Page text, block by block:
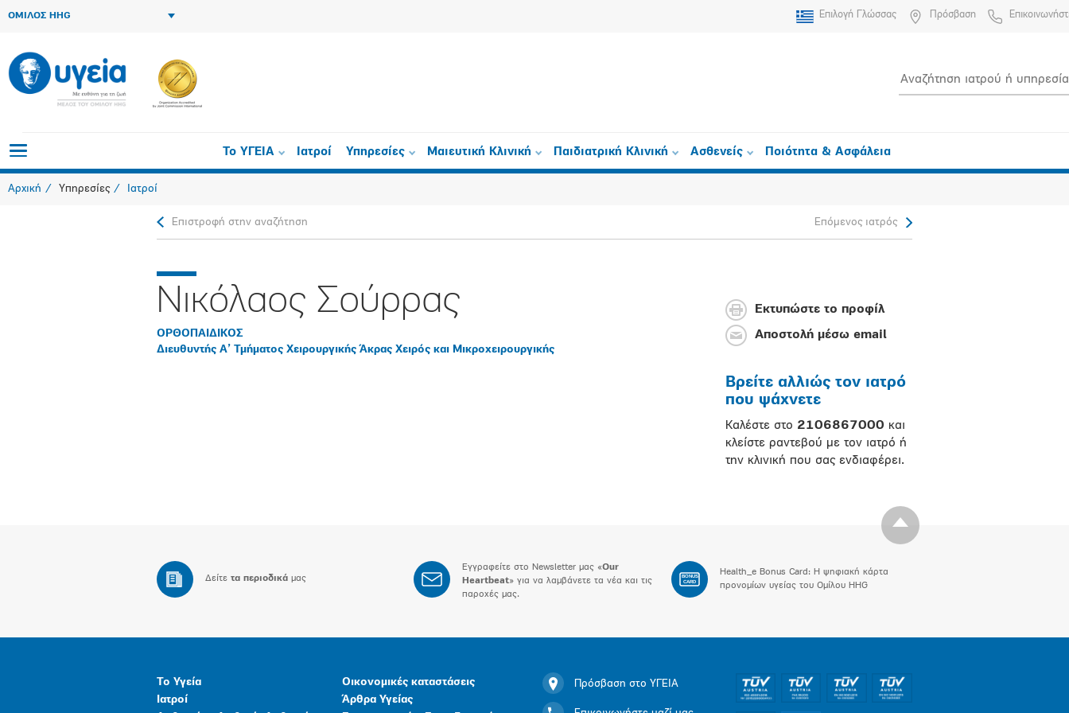
ΟΜΙΛΟΣ HHG Επιλογή Γλώσσας Πρόσβαση
Το ΥΓΕΙΑ Ιατροί Υπηρεσίες Μαιευτική Κλινική Παιδιατρική Κλινική Ασθενείς Ποιότητα & Ασφάλεια
Αρχική Υπηρεσίες Ιατροί
Επιστροφή στην αναζήτηση Επόμενος ιατρός
Νικόλαος Σούρρας
ΟΡΘΟΠAIΔΙΚΟΣ
Διευθυντής Α’ Τμήματος Χειρουργικής Άκρας Χειρός και Μικροχειρουργικής
Εκτυπώστε το προφίλ
Αποστολή μέσω email
Βρείτε αλλιώς τον ιατρό
που ψάχνετε
Καλέστε στο 2106867000 και
κλείστε ραντεβού με τον ιατρό ή
την κλινική που σας ενδιαφέρει.
Δείτε τα περιοδικά μας
Εγγραφείτε στο Newsletter μας «Our
Heartbeat» για να λαμβάνετε τα νέα και τις
παροχές μας.
BONUS
CARD
Health_e Bonus Card: H ψηφιακή κάρτα
προνομίων υγείας του Ομίλου HHG
Το Υγεία
Ιατροί
Οικονομικές καταστάσεις
Άρθρα Υγείας
Πρόσβαση στο ΥΓΕΙΑ